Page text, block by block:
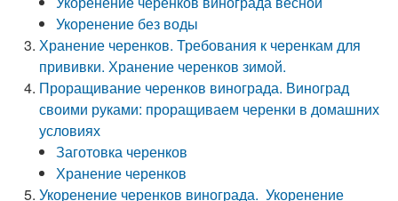
Укоренение без воды
Хранение черенков. Требования к черенкам для
прививки. Хранение черенков зимой.
Проращивание черенков винограда. Виноград
своими руками: проращиваем черенки в домашних
условиях
Заготовка черенков
Хранение черенков
Укоренение черенков винограда. Укоренение